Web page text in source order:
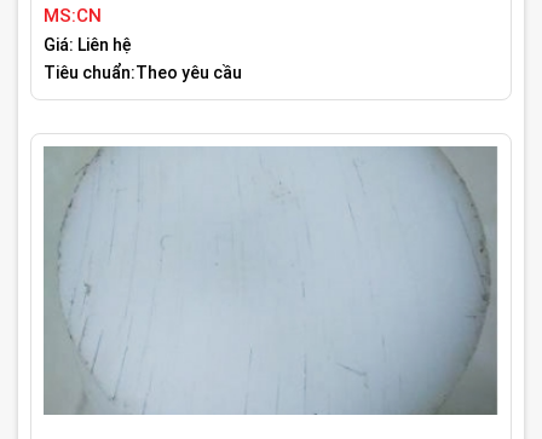
MS:CN
Giá: Liên hệ
Tiêu chuẩn:Theo yêu cầu